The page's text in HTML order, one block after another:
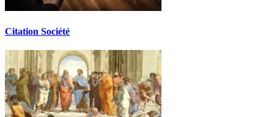
Citation Société